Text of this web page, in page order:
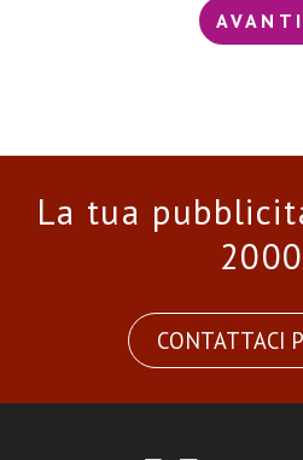
AVANTI
La tua
CONTATTACI